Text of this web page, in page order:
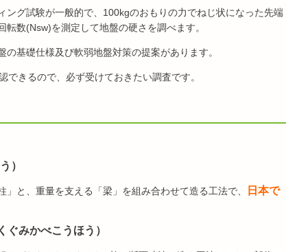
ング試験が一般的で、100kgのおもりの力でねじ状になった先端
数(Nsw)を測定して地盤の硬さを調べます。
基礎仕様及び軟弱地盤対策の提案があります。
きるので、必ず受けておきたい調査です。
）
と、重量を支える「梁」を組み合わせて造る工法で、
日本で
みかべこうほう）